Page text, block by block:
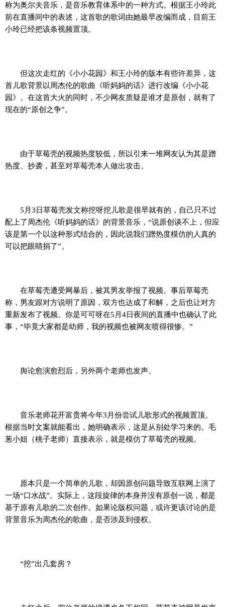
称为奥尔夫音乐，是音乐教育体系中的一种方式。根据王小玲此
前在直播间中的表述，这首歌的歌词由她最早改编而成，目前王
小玲已经把该条视频置顶。
但这次走红的《小小花园》和王小玲的版本有些许差异，这
首儿歌背景以周杰伦的歌曲《听妈妈的话》进行改编《小小花
园》。在这首大火的同时，不少网友质疑是谁才是原创，就有了
现在的“原创之争”。
由于草莓壳的视频热度较低，所以引来一堆网友认为其是蹭
热度、抄袭，甚至对草莓壳本人做出攻击。
5月3日草莓壳发文称挖呀挖儿歌是很早就有的，自己只不过
配上了周杰伦《听妈妈的话》的背景音乐，“说原创谈不上，但应
该是第一个以这种形式结合的，因此说我们蹭热度模仿的人真的
可以把眼睛捐了”。
在草莓壳遭受网暴后，被其男友举报了视频。事后草莓壳
称，男友跟对方说明了原因，双方也达成了和解，之后也让对方
重新发布了视频。你是可可呀在5月4日夜间的直播中也确认了此
事，“毕竟大家都是幼师，我的视频也被网友喷得很惨。”
舆论愈演愈烈后，另外两个老师也发声。
音乐老师花开富贵将今年3月份尝试儿歌形式的视频置顶。
根据当时文案就能看出，她明确表示，这是从别处学习来的。毛
葱小姐（桃子老师）直接表示，就是模仿了草莓壳的视频。
原本只是一个简单的儿歌，却因原创问题导致互联网上演了
一场“口水战”。实际上，这段旋律的本身并没有原创一说，都是
基于原有儿歌的二次创作。如果论版权问题，或许更该讨论的是
背景音乐为周杰伦的歌曲，是否涉及到侵权。
“挖”出几套房？